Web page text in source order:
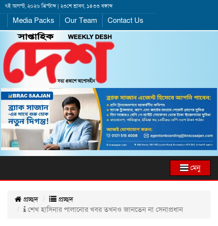
৭ই আগস্ট, ২০২৬ খ্রিস্টাব্দ | ২৩শে শ্রাবণ, ১৪৩৩ বঙ্গাব্দ
Media Packs Our Team Contact Us
মেনু
প্রচ্ছদ
প্রচ্ছদ
শেখ হাসিনার পালানোর খবর তখনও জানতেন না সেনাপ্রধান